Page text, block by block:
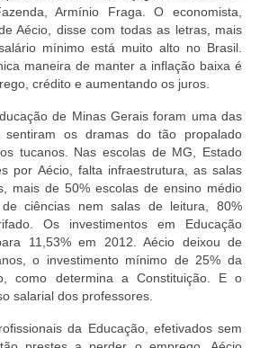
Armínio Fraga. O economista,
Aécio, disse com todas as letras, mais
mínimo está muito alto no Brasil.
maneira de manter a inflação baixa é
crédito e aumentando os juros.
de Minas Gerais foram uma das
sentiram os dramas do tão propalado
tucanos. Nas escolas de MG, Estado
por Aécio, falta infraestrutura, as salas
mais de 50% escolas de ensino médio
ciências nem salas de leitura, 80%
Os investimentos em Educação
11,53% em 2012. Aécio deixou de
o investimento mínimo de 25% da
como determina a Constituição. E o
salarial dos professores.
da Educação, efetivados sem